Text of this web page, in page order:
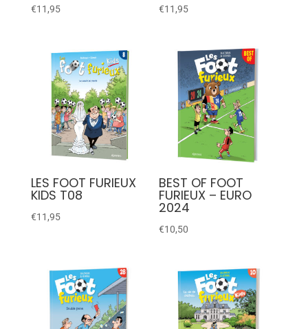
€11,95 €11,95
LES FOOT FURIEUX
KIDS T08
€11,95
BEST OF FOOT
FURIEUX – EURO
2024
€10,50